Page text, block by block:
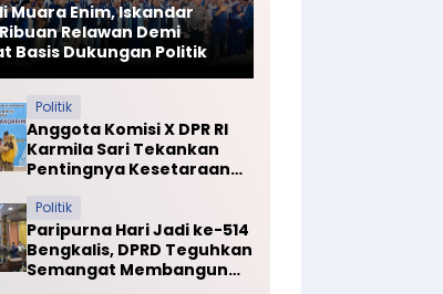
Muara Enim, Iskandar
Relawan Demi
Basis Dukungan Politik
Politik
Anggota Komisi X DPR RI
Karmila Sari Tekankan
Pentingnya Kesetaraan
Politik
Paripurna Hari Jadi ke-514
Bengkalis, DPRD Teguhkan
Semangat Membangun